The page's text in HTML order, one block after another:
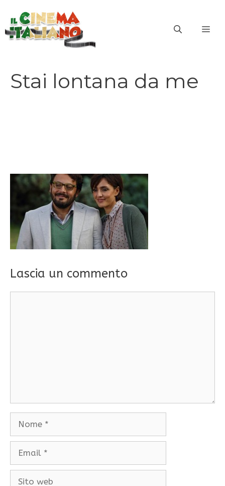
contenuto
Stai lontana da me
Lascia un commento